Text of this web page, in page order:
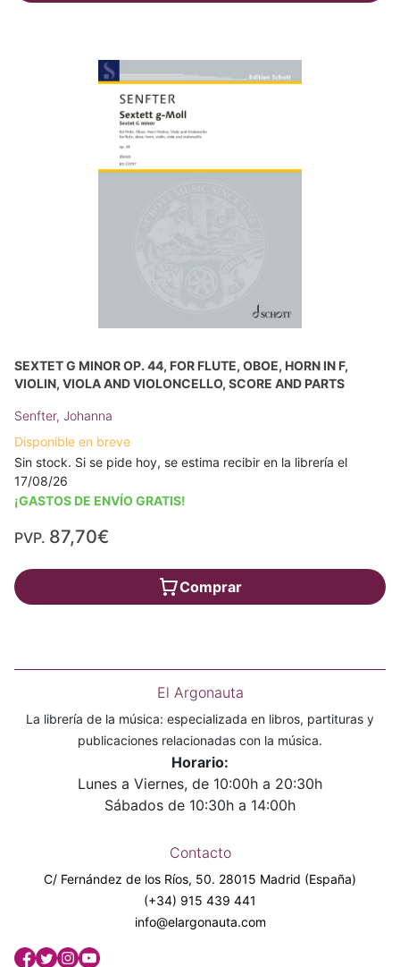
SEXTET G MINOR OP. 44, FOR FLUTE, OBOE, HORN IN F,
VIOLIN, VIOLA AND VIOLONCELLO, SCORE AND PARTS
Senfter, Johanna
Disponible en breve
Sin stock. Si se pide hoy, se estima recibir en la librería el
17/08/26
¡GASTOS DE ENVÍO GRATIS!
PVP. 87,70€
Comprar
El Argonauta
La librería de la música: especializada en libros, partituras y
publicaciones relacionadas con la música.
Horario:
Lunes a Viernes, de 10:00h a 20:30h
Sábados de 10:30h a 14:00h
Contacto
C/ Fernández de los Ríos, 50. 28015 Madrid (España)
(+34) 915 439 441
info@elargonauta.com